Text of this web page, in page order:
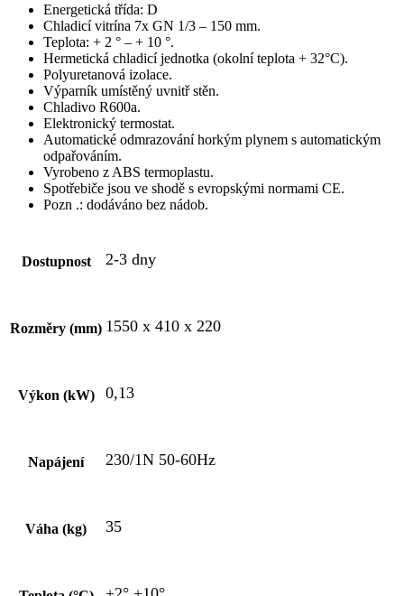
Energetická třída: D
Chladicí vitrína 7x GN 1/3 – 150 mm.
Teplota: + 2 ° – + 10 °.
Hermetická chladicí jednotka (okolní teplota + 32°C).
Polyuretanová izolace.
Výparník umístěný uvnitř stěn.
Chladivo R600a.
Elektronický termostat.
Automatické odmrazování horkým plynem s automatickým
odpařováním.
Vyrobeno z ABS termoplastu.
Spotřebiče jsou ve shodě s evropskými normami CE.
Pozn .: dodáváno bez nádob.
Dostupnost 2-3 dny
Rozměry (mm) 1550 x 410 x 220
Výkon (kW) 0,13
Napájení 230/1N 50-60Hz
Váha (kg) 35